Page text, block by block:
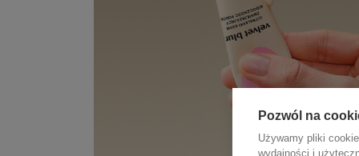
Pozwól na
Używamy pliki
wydajności i